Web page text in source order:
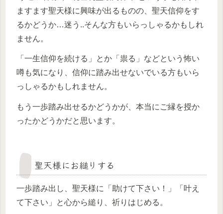
ますます聖天様に興味が出るものの、聖天信仰をす
るかどうか…迷う..そんな方もいらっしゃるかもしれ
ません。
「一生信仰を続ける」とか「祟る」などという怖い
噂も気になり、信仰に踏み出せないでいる方もいら
っしゃるかもしれません。
もう一歩踏み出せるかどうかが、本当にご縁を授か
ったかどうかだと思います。
聖天様にお縋りする
一歩踏み出し、聖天様に「助けて下さい！」「叶え
て下さい」と心から縋り、祈りはじめる。